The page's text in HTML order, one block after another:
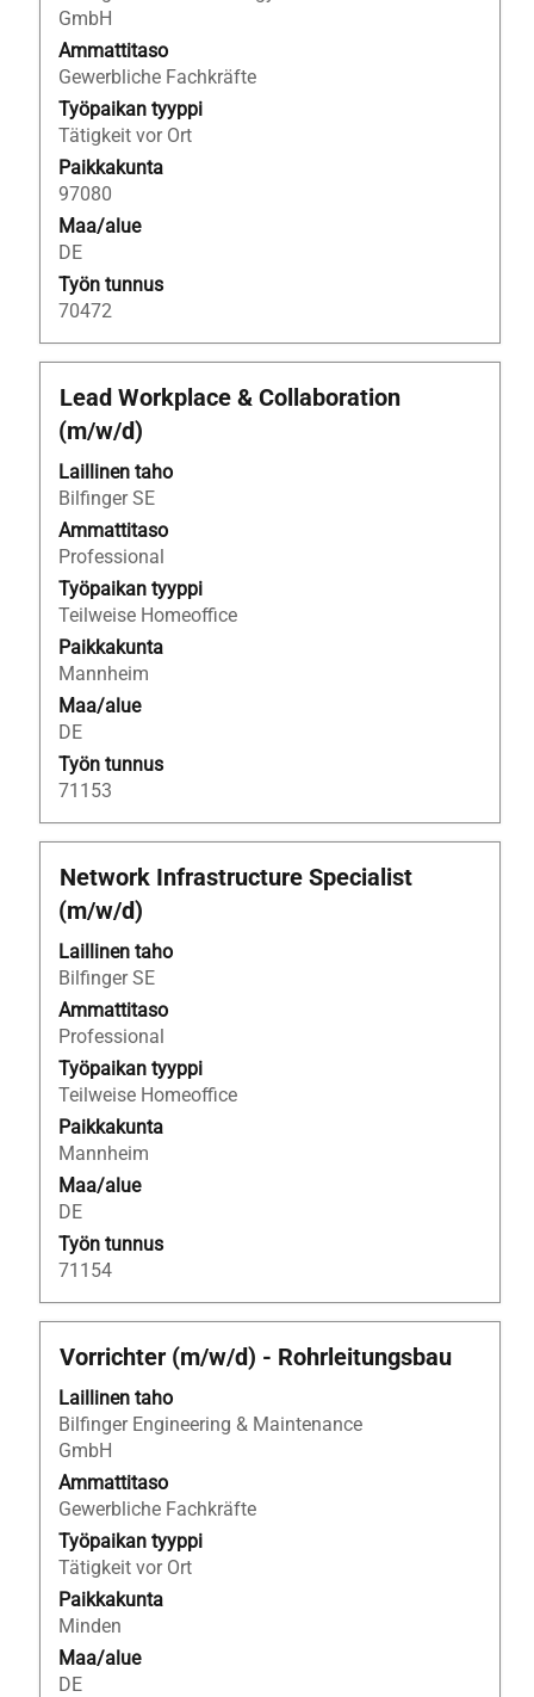
GmbH
Ammattitaso
Gewerbliche Fachkräfte
Työpaikan tyyppi
Tätigkeit vor Ort
Paikkakunta
97080
Maa/alue
DE
Työn tunnus
70472
työpaikan
kaikki
tiedot.
Ammattinimike
Lead Workplace & Collaboration
(m/w/d)
Laillinen taho
Bilfinger SE
Ammattitaso
Professional
Työpaikan tyyppi
Teilweise Homeoffice
Paikkakunta
Mannheim
Maa/alue
DE
Työn tunnus
71153
Valitse
välilyöntinäppäimellä,
jos
haluat
nähdä
työpaikan
kaikki
tiedot.
Ammattinimike
Network Infrastructure Specialist
(m/w/d)
Laillinen taho
Bilfinger SE
Ammattitaso
Professional
Työpaikan tyyppi
Teilweise Homeoffice
Paikkakunta
Mannheim
Maa/alue
DE
Työn tunnus
71154
Valitse
välilyöntinäppäimellä,
jos
haluat
nähdä
työpaikan
kaikki
tiedot.
Ammattinimike
Vorrichter (m/w/d) - Rohrleitungsbau
Laillinen taho
Bilfinger Engineering & Maintenance
GmbH
Ammattitaso
Gewerbliche Fachkräfte
Työpaikan tyyppi
Tätigkeit vor Ort
Paikkakunta
Minden
Maa/alue
DE
Valitse
välilyöntinäppäimellä,
jos
haluat
nähdä
työpaikan
kaikki
tiedot.